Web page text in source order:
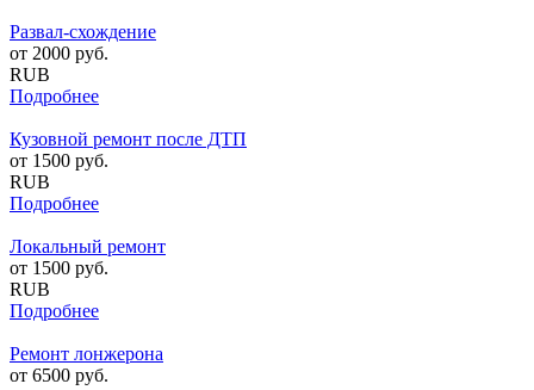
Развал-схождение
от 2000 руб.
RUB
Подробнее
Кузовной ремонт после ДТП
от 1500 руб.
RUB
Подробнее
Локальный ремонт
от 1500 руб.
RUB
Подробнее
Ремонт лонжерона
от 6500 руб.